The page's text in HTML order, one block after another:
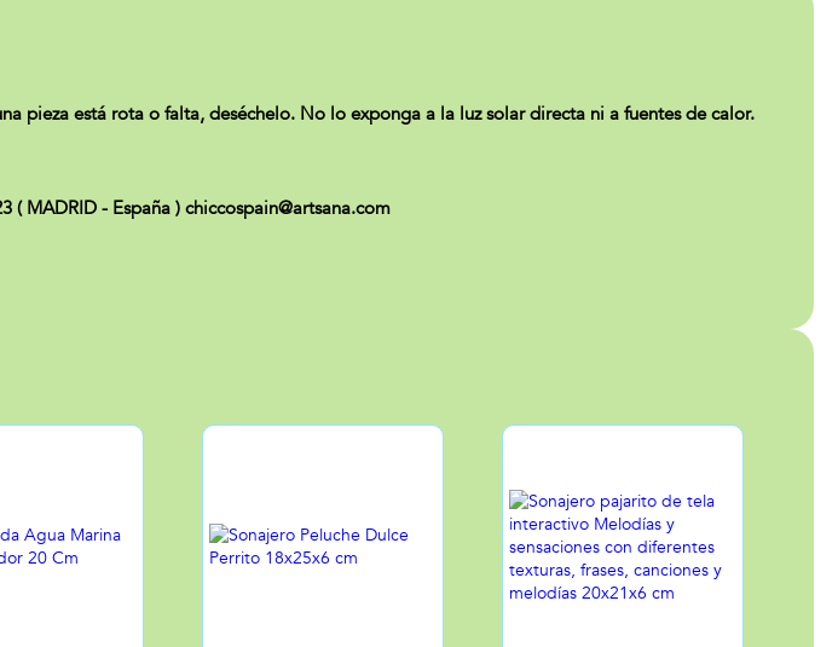
pieza está rota o falta, deséchelo. No lo exponga a la luz solar directa ni a fuentes de calor.
MADRID - España ) chiccospain@artsana.com